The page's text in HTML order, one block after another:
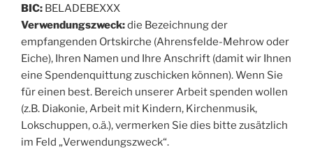
BIC: BELADEBEXXX
Verwendungszweck:die Bezeichnung der
empfangenden Ortskirche (Ahrensfelde-Mehrow oder
Eiche), Ihren Namen und Ihre Anschrift (damit wir Ihnen
eine Spendenquittung zuschicken können). Wenn Sie
für einen best. Bereich unserer Arbeit spenden wollen
(z.B. Diakonie, Arbeit mit Kindern, Kirchenmusik,
Lokschuppen, o.ä.), vermerken Sie dies bitte zusätzlich
im Feld „Verwendungszweck“.